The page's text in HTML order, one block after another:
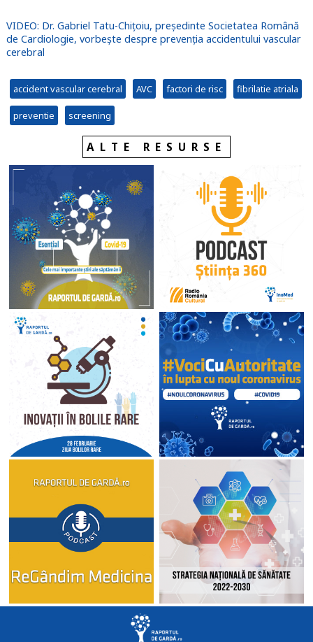
VIDEO: Dr. Gabriel Tatu-Chițoiu, președinte Societatea Română
de Cardiologie, vorbește despre prevenția accidentului vascular
cerebral
accident vascular cerebral AVC factori de risc fibrilatie atriala
preventie screening
ALTE RESURSE